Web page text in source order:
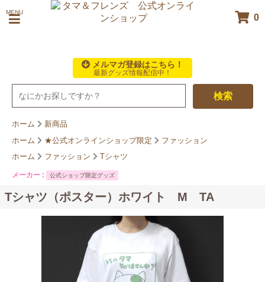
MENU
0
メルマガ登録はこちら！
最新グッズ情報配信中！
検索
ホーム
新商品
ホーム
★公式オンラインショップ限定
ファッション
ホーム
ファッション Tシャツ
メーカー : 公式ショップ限定グッズ
Tシャツ（ポスター）ホワイト M TA